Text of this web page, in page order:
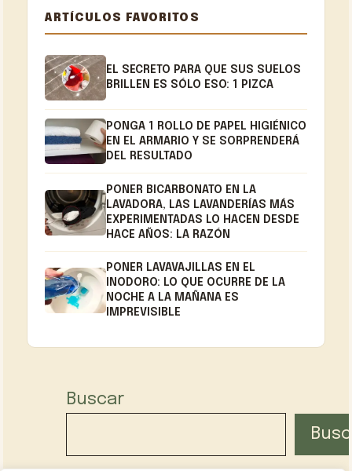
ARTÍCULOS FAVORITOS
EL SECRETO PARA QUE SUS SUELOS
BRILLEN ES SÓLO ESO: 1 PIZCA
PONGA 1 ROLLO DE PAPEL HIGIÉNICO
EN EL ARMARIO Y SE SORPRENDERÁ
DEL RESULTADO
PONER BICARBONATO EN LA
LAVADORA, LAS LAVANDERÍAS MÁS
EXPERIMENTADAS LO HACEN DESDE
HACE AÑOS: LA RAZÓN
PONER LAVAVAJILLAS EN EL
INODORO: LO QUE OCURRE DE LA
NOCHE A LA MAÑANA ES
IMPREVISIBLE
Buscar